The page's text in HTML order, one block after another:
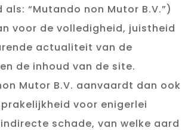
“Mutando non Mutor B.V.”)
voor de volledigheid, juistheid
actualiteit van de
de inhoud van de site.
Mutor B.V. aanvaardt dan ook
voor enigerlei
schade, van welke aard